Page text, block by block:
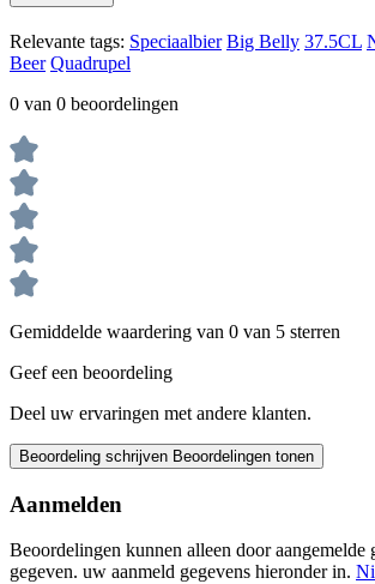
Relevante tags: Speciaalbier Big Belly 37.5CL
Beer Quadrupel
0 van 0 beoordelingen
Gemiddelde waardering van 0 van 5 sterren
Geef een beoordeling
Deel uw ervaringen met andere klanten.
Beoordeling schrijven Beoordelingen tonen
Aanmelden
Beoordelingen kunnen alleen door aangemelde
gegeven. uw aanmeld gegevens hieronder in.